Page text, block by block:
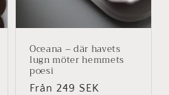
Oceana – där havets
lugn möter hemmets
poesi
Ordinarie
Från 249 SEK